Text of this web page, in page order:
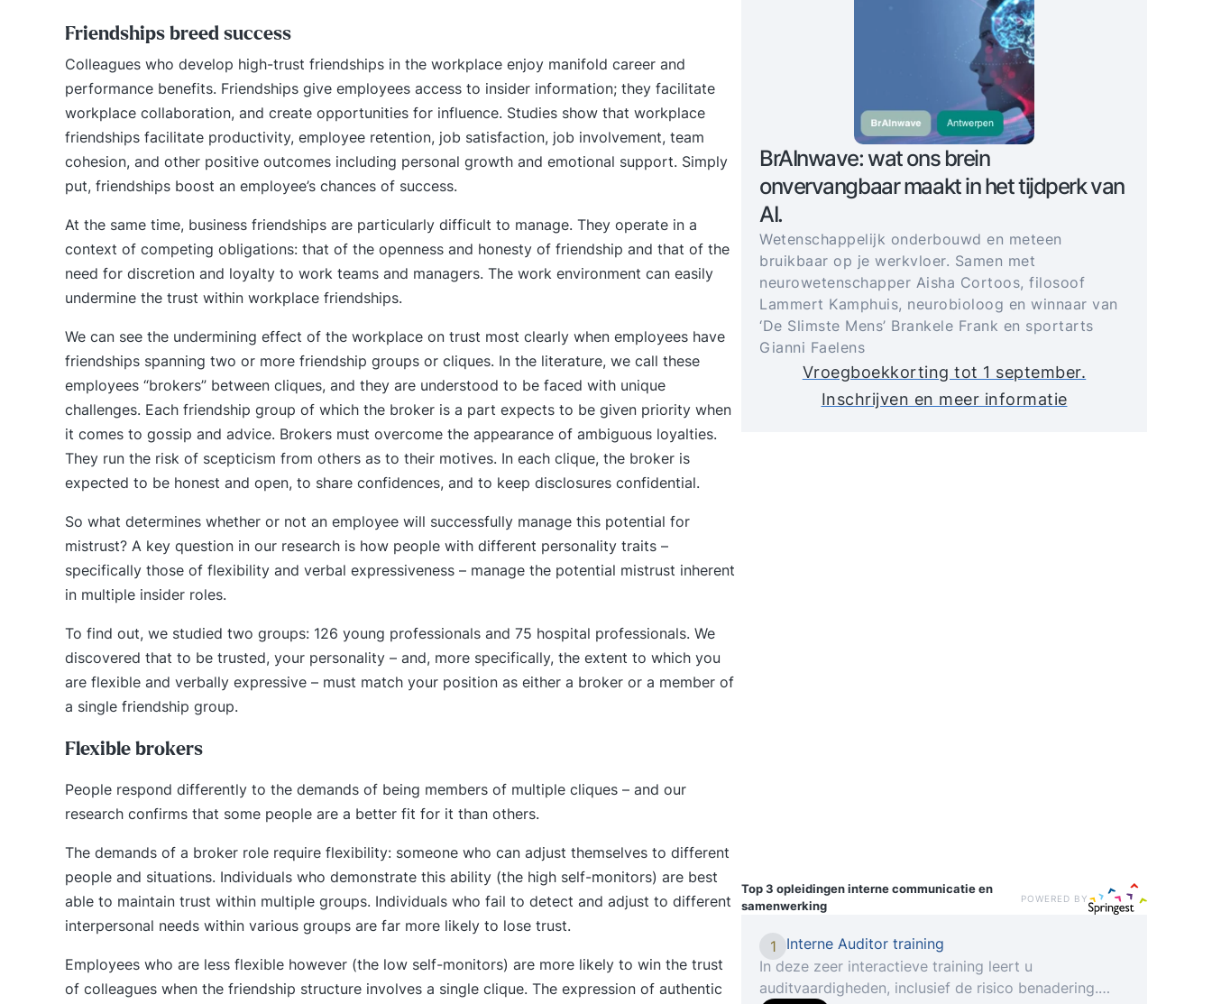
Friendships breed success
Colleagues who develop high-trust friendships in the workplace enjoy manifold career and
performance benefits. Friendships give employees access to insider information; they facilitate
workplace collaboration, and create opportunities for influence. Studies show that workplace
friendships facilitate productivity, employee retention, job satisfaction, job involvement, team
cohesion, and other positive outcomes including personal growth and emotional support. Simply
put, friendships boost an employee’s chances of success.
At the same time, business friendships are particularly difficult to manage. They operate in a
context of competing obligations: that of the openness and honesty of friendship and that of the
need for discretion and loyalty to work teams and managers. The work environment can easily
undermine the trust within workplace friendships.
We can see the undermining effect of the workplace on trust most clearly when employees have
friendships spanning two or more friendship groups or cliques. In the literature, we call these
employees “brokers” between cliques, and they are understood to be faced with unique
challenges. Each friendship group of which the broker is a part expects to be given priority when
it comes to gossip and advice. Brokers must overcome the appearance of ambiguous loyalties.
They run the risk of scepticism from others as to their motives. In each clique, the broker is
expected to be honest and open, to share confidences, and to keep disclosures confidential.
So what determines whether or not an employee will successfully manage this potential for
mistrust? A key question in our research is how people with different personality traits –
specifically those of flexibility and verbal expressiveness – manage the potential mistrust inherent
in multiple insider roles.
To find out, we studied two groups: 126 young professionals and 75 hospital professionals. We
discovered that to be trusted, your personality – and, more specifically, the extent to which you
are flexible and verbally expressive – must match your position as either a broker or a member of
a single friendship group.
Flexible brokers
People respond differently to the demands of being members of multiple cliques – and our
research confirms that some people are a better fit for it than others.
The demands of a broker role require flexibility: someone who can adjust themselves to different
people and situations. Individuals who demonstrate this ability (the high self-monitors) are best
able to maintain trust within multiple groups. Individuals who fail to detect and adjust to different
interpersonal needs within various groups are far more likely to lose trust.
Employees who are less flexible however (the low self-monitors) are more likely to win the trust
of colleagues when the friendship structure involves a single clique. The expression of authentic
BrAInwave: wat ons brein
onvervangbaar maakt in het tijdperk van
AI.
Wetenschappelijk onderbouwd en meteen
bruikbaar op je werkvloer. Samen met
neurowetenschapper Aisha Cortoos, filosoof
Lammert Kamphuis, neurobioloog en winnaar van
‘De Slimste Mens’ Brankele Frank en sportarts
Gianni Faelens
Vroegboekkorting tot 1 september.
Inschrijven en meer informatie
Top 3 opleidingeninterne communicatie en
samenwerking
POWERED BY
1
Interne Auditor training
In deze zeer interactieve training leert u
auditvaardigheden, inclusief de risico benadering.